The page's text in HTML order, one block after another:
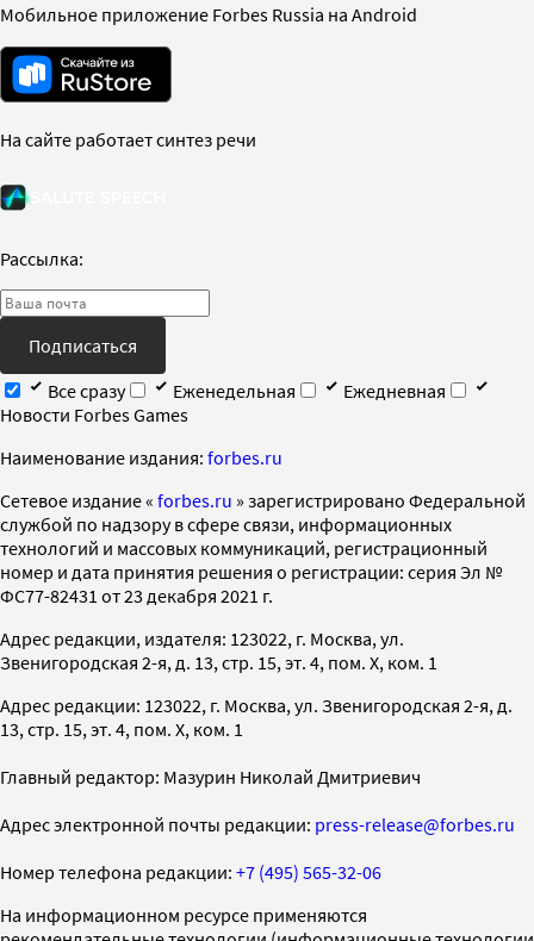
Мобильное приложение Forbes Russia на Android
На сайте работает синтез речи
Рассылка:
Подписаться
Все сразу
Еженедельная
Ежедневная
Новости Forbes Games
Наименование издания: forbes.ru
Cетевое издание « forbes.ru » зарегистрировано Федеральной
службой по надзору в сфере связи, информационных
технологий и массовых коммуникаций, регистрационный
номер и дата принятия решения о регистрации: серия Эл №
ФС77-82431 от 23 декабря 2021 г.
Адрес редакции, издателя: 123022, г. Москва, ул.
Звенигородская 2-я, д. 13, стр. 15, эт. 4, пом. X, ком. 1
Адрес редакции: 123022, г. Москва, ул. Звенигородская 2-я, д.
13, стр. 15, эт. 4, пом. X, ком. 1
Главный редактор: Мазурин Николай Дмитриевич
Адрес электронной почты редакции: press-release@forbes.ru
Номер телефона редакции: +7 (495) 565-32-06
На информационном ресурсе применяются